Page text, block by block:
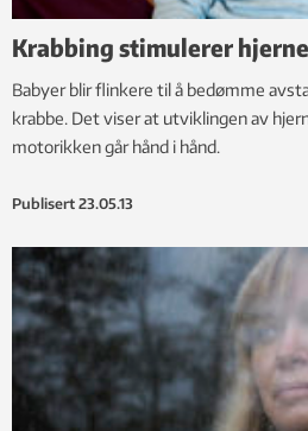
Krabbing stimulerer
Babyer blir flinkere til å bedømme
krabbe. Det viser at utviklingen av
motorikken går hånd i hånd.
Publisert 23.05.13